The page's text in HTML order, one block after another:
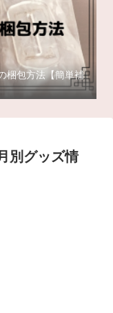
梱包方法【簡単補
別グッズ情